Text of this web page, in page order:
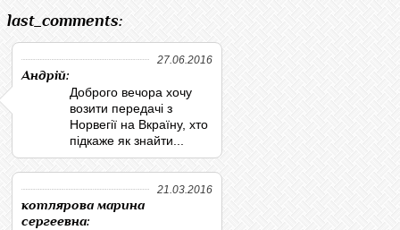
last_comments:
27.06.2016
Андрій:
Доброго вечора хочу
возити передачі з
Норвегії на Вкраїну, хто
підкаже як знайти...
21.03.2016
котлярова марина
сергеевна: